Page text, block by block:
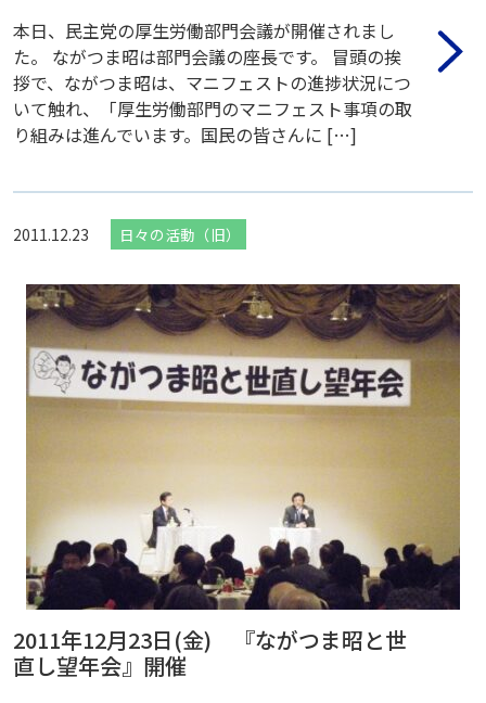
本日、民主党の厚生労働部門会議が開催されまし
た。 ながつま昭は部門会議の座長です。 冒頭の挨
拶で、ながつま昭は、マニフェストの進捗状況につ
いて触れ、「厚生労働部門のマニフェスト事項の取
り組みは進んでいます。国民の皆さんに […]
2011.12.23 日々の活動（旧）
2011年12月23日(金) 『ながつま昭と世
直し望年会』開催